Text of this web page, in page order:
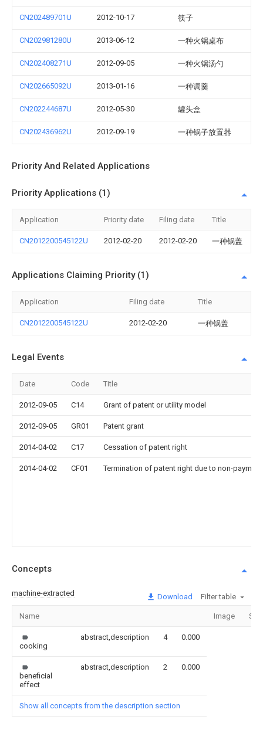
CN202489701U 2012-10-17 筷子
CN202981280U 2013-06-12 一种火锅桌布
CN202408271U 2012-09-05 一种火锅汤勺
CN202665092U 2013-01-16 一种调羹
CN202244687U 2012-05-30 罐头盒
CN202436962U 2012-09-19 一种锅子放置器
Priority And Related Applications
Priority Applications (1)
Application Priority date Filing date Title
CN2012200545122U 2012-02-20 2012-02-20 一种锅盖
Applications Claiming Priority (1)
Application Filing date Title
CN2012200545122U 2012-02-20 一种锅盖
Legal Events
Date Code Title
2012-09-05 C14 Grant of patent or utility model
2012-09-05 GR01 Patent grant
2014-04-02 C17 Cessation of patent right
2014-04-02 CF01 Termination of patent right due to non-
Concepts
machine-extracted Download Filter table
Name Image
cooking
abstract,description 4 0.000
beneficial
effect
abstract,description 2 0.000
Show all concepts from the description section